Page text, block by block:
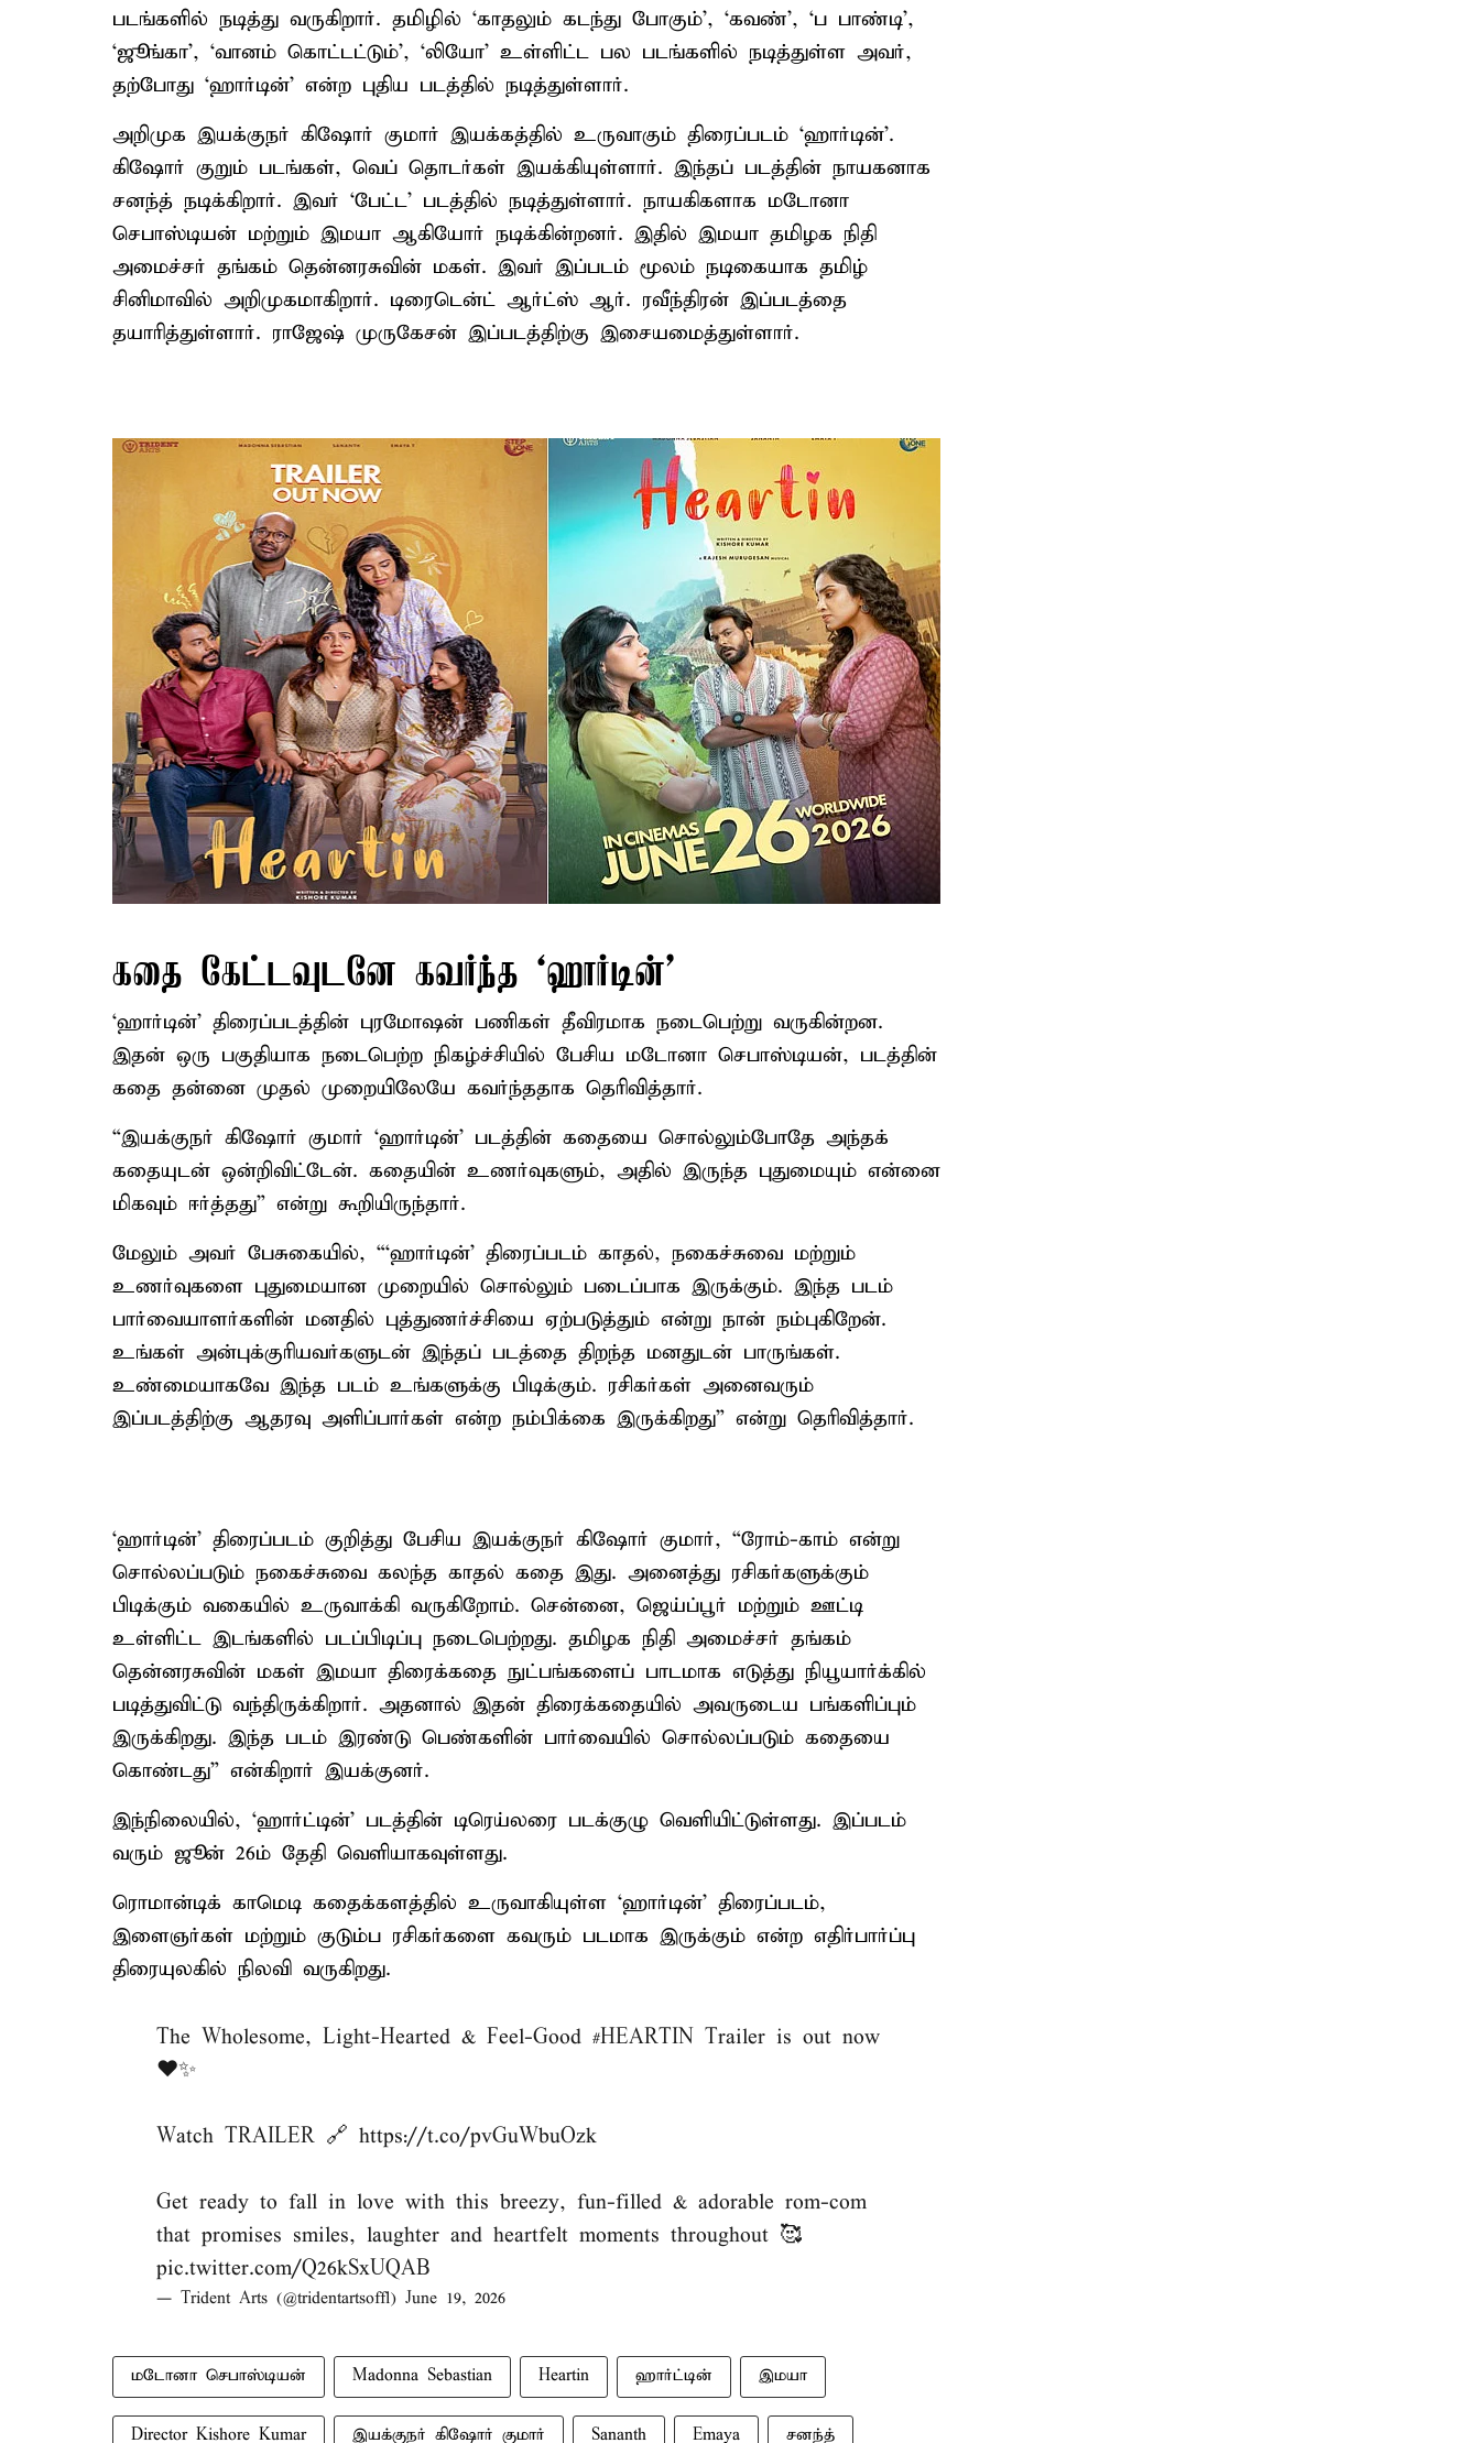
படங்களில் நடித்து வருகிறார். தமிழில் ‘காதலும் கடந்து போகும்’, ‘கவண்’, ‘ப பாண்டி’,
‘ஜூங்கா’, ‘வானம் கொட்டட்டும்’, ‘லியோ’ உள்ளிட்ட பல படங்களில் நடித்துள்ள அவர்,
தற்போது ‘ஹார்டின்’ என்ற புதிய படத்தில் நடித்துள்ளார்.
அறிமுக இயக்குநர் கிஷோர் குமார் இயக்கத்தில் உருவாகும் திரைப்படம் ‘ஹார்டின்’.
கிஷோர் குறும் படங்கள், வெப் தொடர்கள் இயக்கியுள்ளார். இந்தப் படத்தின் நாயகனாக
சனந்த் நடிக்கிறார். இவர் ‘பேட்ட’ படத்தில் நடித்துள்ளார். நாயகிகளாக மடோனா
செபாஸ்டியன் மற்றும் இமயா ஆகியோர் நடிக்கின்றனர். இதில் இமயா தமிழக நிதி
அமைச்சர் தங்கம் தென்னரசுவின் மகள். இவர் இப்படம் மூலம் நடிகையாக தமிழ்
சினிமாவில் அறிமுகமாகிறார். டிரைடென்ட் ஆர்ட்ஸ் ஆர். ரவீந்திரன் இப்படத்தை
தயாரித்துள்ளார். ராஜேஷ் முருகேசன் இப்படத்திற்கு இசையமைத்துள்ளார்.
கதை கேட்டவுடனே கவர்ந்த ‘ஹார்டின்’
‘ஹார்டின்’ திரைப்படத்தின் புரமோஷன் பணிகள் தீவிரமாக நடைபெற்று வருகின்றன.
இதன் ஒரு பகுதியாக நடைபெற்ற நிகழ்ச்சியில் பேசிய மடோனா செபாஸ்டியன், படத்தின்
கதை தன்னை முதல் முறையிலேயே கவர்ந்ததாக தெரிவித்தார்.
“இயக்குநர் கிஷோர் குமார் ‘ஹார்டின்’ படத்தின் கதையை சொல்லும்போதே அந்தக்
கதையுடன் ஒன்றிவிட்டேன். கதையின் உணர்வுகளும், அதில் இருந்த புதுமையும் என்னை
மிகவும் ஈர்த்தது” என்று கூறியிருந்தார்.
மேலும் அவர் பேசுகையில், “‘ஹார்டின்’ திரைப்படம் காதல், நகைச்சுவை மற்றும்
உணர்வுகளை புதுமையான முறையில் சொல்லும் படைப்பாக இருக்கும். இந்த படம்
பார்வையாளர்களின் மனதில் புத்துணர்ச்சியை ஏற்படுத்தும் என்று நான் நம்புகிறேன்.
உங்கள் அன்புக்குரியவர்களுடன் இந்தப் படத்தை திறந்த மனதுடன் பாருங்கள்.
உண்மையாகவே இந்த படம் உங்களுக்கு பிடிக்கும். ரசிகர்கள் அனைவரும்
இப்படத்திற்கு ஆதரவு அளிப்பார்கள் என்ற நம்பிக்கை இருக்கிறது” என்று தெரிவித்தார்.
‘ஹார்டின்’ திரைப்படம் குறித்து பேசிய இயக்குநர் கிஷோர் குமார், “ரோம்-காம் என்று
சொல்லப்படும் நகைச்சுவை கலந்த காதல் கதை இது. அனைத்து ரசிகர்களுக்கும்
பிடிக்கும் வகையில் உருவாக்கி வருகிறோம். சென்னை, ஜெய்ப்பூர் மற்றும் ஊட்டி
உள்ளிட்ட இடங்களில் படப்பிடிப்பு நடைபெற்றது. தமிழக நிதி அமைச்சர் தங்கம்
தென்னரசுவின் மகள் இமயா திரைக்கதை நுட்பங்களைப் பாடமாக எடுத்து நியூயார்க்கில்
படித்துவிட்டு வந்திருக்கிறார். அதனால் இதன் திரைக்கதையில் அவருடைய பங்களிப்பும்
இருக்கிறது. இந்த படம் இரண்டு பெண்களின் பார்வையில் சொல்லப்படும் கதையை
கொண்டது” என்கிறார் இயக்குனர்.
இந்நிலையில், ‘ஹார்ட்டின்’ படத்தின் டிரெய்லரை படக்குழு வெளியிட்டுள்ளது. இப்படம்
வரும் ஜூன் 26ம் தேதி வெளியாகவுள்ளது.
ரொமான்டிக் காமெடி கதைக்களத்தில் உருவாகியுள்ள ‘ஹார்டின்’ திரைப்படம்,
இளைஞர்கள் மற்றும் குடும்ப ரசிகர்களை கவரும் படமாக இருக்கும் என்ற எதிர்பார்ப்பு
திரையுலகில் நிலவி வருகிறது.
The Wholesome, Light-Hearted & Feel-Good #HEARTIN Trailer is out now
❤️✨
Watch TRAILER 🔗 https://t.co/pvGuWbuOzk
Get ready to fall in love with this breezy, fun-filled & adorable rom-com
that promises smiles, laughter and heartfelt moments throughout 🥰
pic.twitter.com/Q26kSxUQAB
— Trident Arts (@tridentartsoffl) June 19, 2026
மடோனா செபாஸ்டியன் Madonna Sebastian Heartin ஹார்ட்டின் இமயா
Director Kishore Kumar இயக்குநர் கிஷோர் குமார் Sananth Emaya சனந்த்